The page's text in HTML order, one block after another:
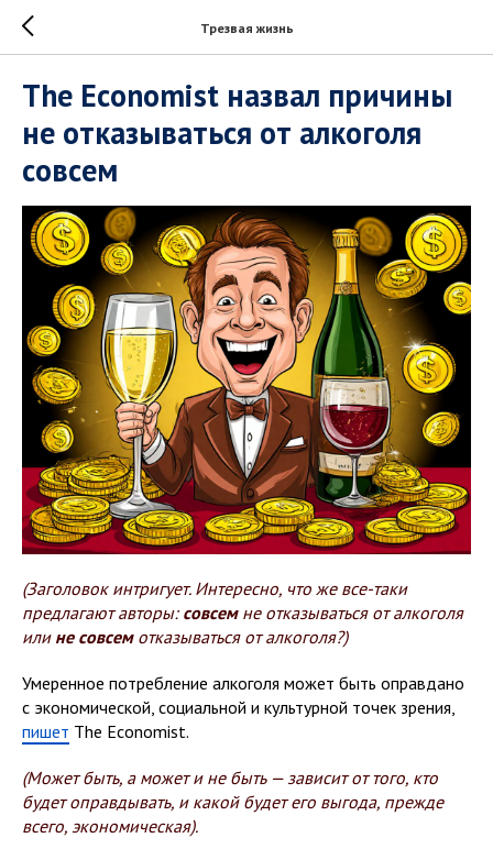
Трезвая жизнь
The Economist назвал причины
не отказываться от алкоголя
совсем
(Заголовок интригует. Интересно, что же все-таки
предлагают авторы: совсемне отказываться от алкоголя
или не совсемотказываться от алкоголя?)
Умеренное потребление алкоголя может быть оправдано
с экономической, социальной и культурной точек зрения,
пишет The Economist.
(Может быть, а может и не быть — зависит от того, кто
будет оправдывать, и какой будет его выгода, прежде
всего, экономическая).